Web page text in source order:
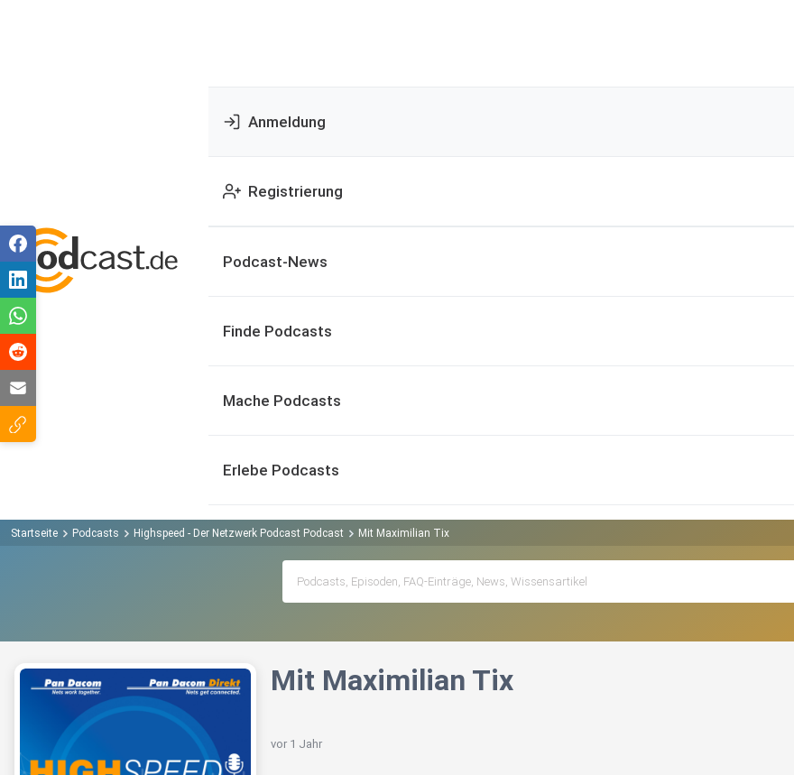
Anmeldung
Registrierung
Podcast-News
Finde Podcasts
Mache Podcasts
Erlebe Podcasts
Startseite Podcasts Highspeed - Der Netzwerk Podcast Podcast Mit Maximilian Tix
Mit Maximilian Tix
vor 1 Jahr